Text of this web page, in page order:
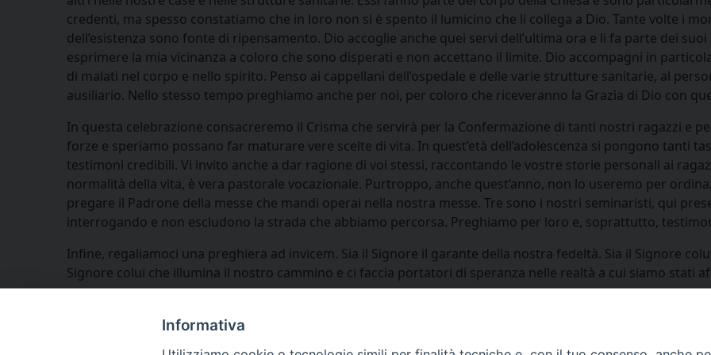
credenti, ma spesso constatiamo che in loro non si è spento il lumicino che li collega a Dio. Tante volte i
dell’esistenza sono fonte di ripensamento. Dio accoglie anche quei servi dell’ultima ora e li fa parte dei
esprimere la mia vicinanza a coloro che sono disperati e non accettano il limite. Dio accompagni in
di malati nel corpo e nello spirito. Penso ai cappellani dell’ospedale e delle varie strutture sanitarie, al
ausiliario. Nello stesso tempo preghiamo anche per noi, per coloro che riceveranno la Grazia di Dio con
In questa celebrazione consacreremo il Crisma che servirà per la Confermazione di tanti nostri ragazzi e
forze e speriamo possano far maturare vere scelte di vita. In quest’età dell’adolescenza si pongono tanti
testimoni credibili. Vi invito anche a dar ragione di voi stessi, raccontando le vostre storie personali ai
normalità della vita, è vera pastorale vocazionale. Purtroppo, anche quest’anno, non lo useremo per
pregare il Padrone della messe che mandi operai nella nostra messe. Tre sono i nostri seminaristi, qui
interrogando e non escludono la strada che abbiamo percorsa. Preghiamo per loro e, soprattutto,
Infine, regaliamoci una preghiera ad invicem. Sia il Signore il garante della nostra fedeltà. Sia il Signore
Signore colui che illumina il nostro cammino e ci faccia portatori di speranza nelle realtà a cui siamo stati
Informativa